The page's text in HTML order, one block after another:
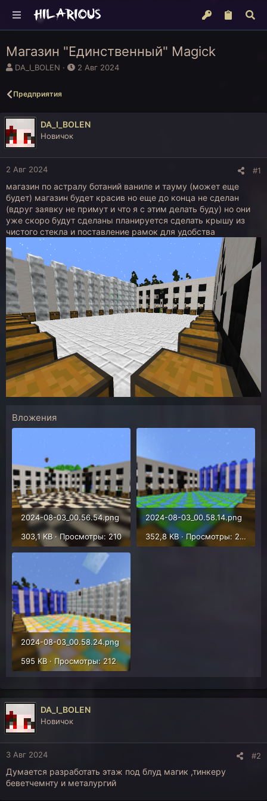
Магазин "Единственный" Magick
А
о
т
е
м
DA_I_BOLEN
Д
а
2 Авг 2024
Предприятия
DA_I_BOLEN
Новичок
2 Авг 2024 #1
магазин по астралу ботаний ваниле и тауму (может еще
будет) магазин будет красив но еще до конца не сделан
(вдруг заявку не примут и что я с этим делать буду) но они
уже скоро будут сделаны планируется сделать крышу из
чистого стекла и поставление рамок для удобства
Вложения
2024-08-03_00.56.54.png
303,1 KB · Просмотры: 210
2024-08-03_00.58.14.png
352,8 KB · Просмотры: 228
2024-08-03_00.58.24.png
595 KB · Просмотры: 212
DA_I_BOLEN
Новичок
3 Авг 2024 #2
Думается разработать этаж под блуд магик ,тинкеру
беветчемнту и металургий